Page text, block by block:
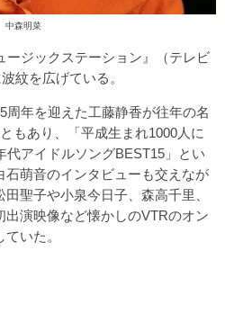
中森明菜
ジックステーション』（テレビ
紋を広げている。
年を迎えた工藤静香が往年の名
もあり、「平成生まれ1000人に
アイドルソングBEST15」とい
石萌音のインタビューも交えなが
聖子や小泉今日子、森高千里、
演映像など懐かしのVTRのオン
いた。